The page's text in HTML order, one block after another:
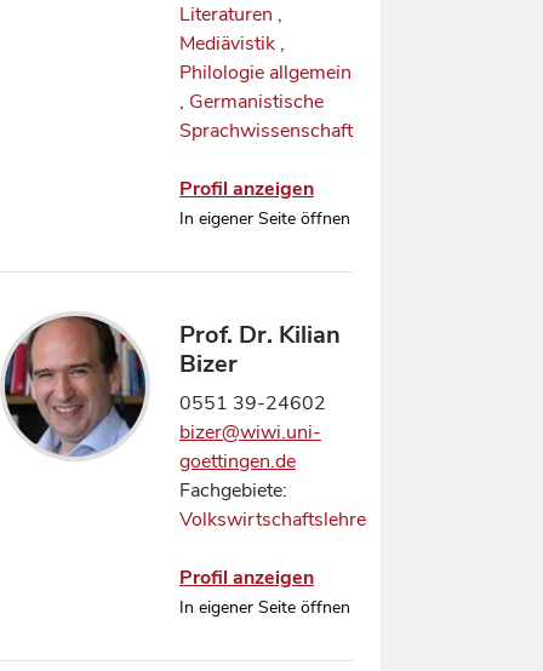
Literaturen ,
Mediävistik ,
Philologie allgemein
, Germanistische
Sprachwissenschaft
Profil anzeigen
In eigener Seite öffnen
Prof. Dr. Kilian
Bizer
0551 39-24602
bizer@wiwi.uni-
goettingen.de
Fachgebiete:
Volkswirtschaftslehre
Profil anzeigen
In eigener Seite öffnen